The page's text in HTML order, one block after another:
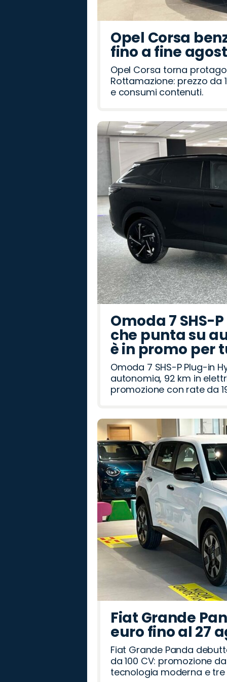
Opel Corsa
fino a fine
Opel Corsa torna
Rottamazione: prezzo da
e consumi contenuti.
Omoda 7 SHS-
che punta su
è in promo per
Omoda 7 SHS-P Plug-in
autonomia, 92 km in
promozione con rate da
Fiat Grande
euro fino al 27
Fiat Grande Panda
da 100 CV: promozione
tecnologia moderna e